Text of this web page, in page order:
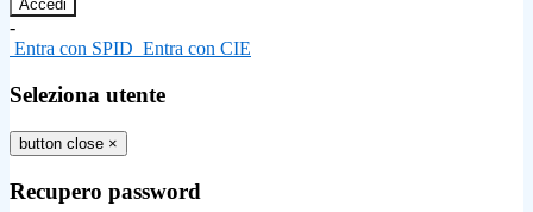
-
Entra con SPID Entra con CIE
Seleziona utente
button close ×
Recupero password